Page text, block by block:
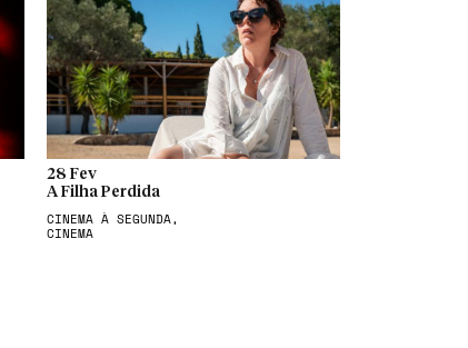
28 Fev
A Filha Perdida
CINEMA À SEGUNDA,
CINEMA